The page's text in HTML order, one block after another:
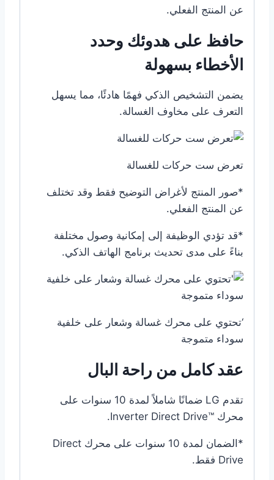
عن المنتج الفعلي.
حافظ على هدوئك وحدد
الأخطاء بسهولة
يضمن التشخيص الذكي فهمًا هادئًا، مما يسهل
التعرف على مخاوف الغسالة.
تعرض ست حركات للغسالة
*صور المنتج لأغراض التوضيح فقط وقد تختلف
عن المنتج الفعلي.
*قد تؤدي الوظيفة إلى إمكانية وصول مختلفة
بناءً على مدى تحديث برنامج الهاتف الذكي.
‘تحتوي على محرك غسالة وشعار على خلفية
سوداء متموجة
عقد كامل من راحة البال
تقدم LG ضمانًا شاملاً لمدة 10 سنوات على
محرك ™Inverter Direct Drive.
*الضمان لمدة 10 سنوات على محرك Direct
Drive فقط.